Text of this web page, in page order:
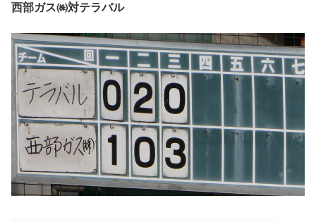
西部ガス㈱対テラバル